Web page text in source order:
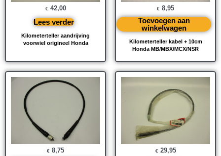
Kilometerteller aandrijving
voorwiel origineel Honda
€ 42,00
Lees verder
Kilometerteller kabel + 10cm
Honda MB/MBX/MCX/NSR
€ 8,95
Toevoegen aan
winkelwagen
€ 8,75 € 29,95